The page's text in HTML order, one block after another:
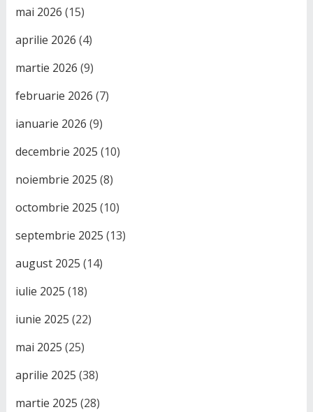
mai 2026 (15)
aprilie 2026 (4)
martie 2026 (9)
februarie 2026 (7)
ianuarie 2026 (9)
decembrie 2025 (10)
noiembrie 2025 (8)
octombrie 2025 (10)
septembrie 2025 (13)
august 2025 (14)
iulie 2025 (18)
iunie 2025 (22)
mai 2025 (25)
aprilie 2025 (38)
martie 2025 (28)